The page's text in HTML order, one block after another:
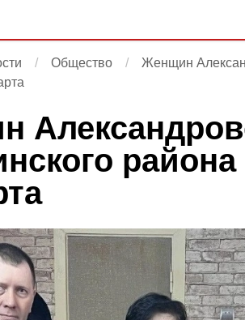
Общество
Женщин